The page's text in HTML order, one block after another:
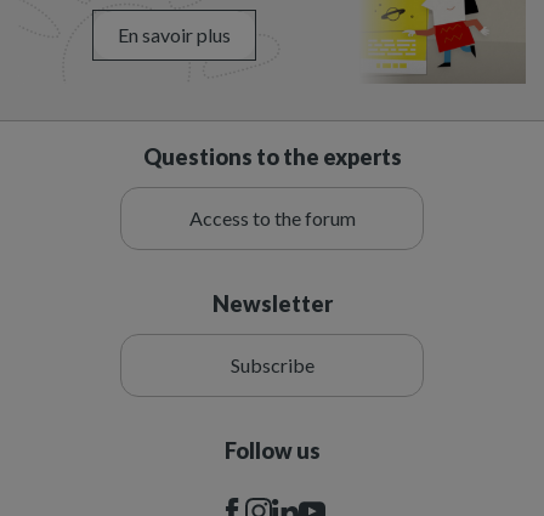
En savoir plus
Questions to the experts
Access to the forum
Newsletter
Subscribe
Follow us